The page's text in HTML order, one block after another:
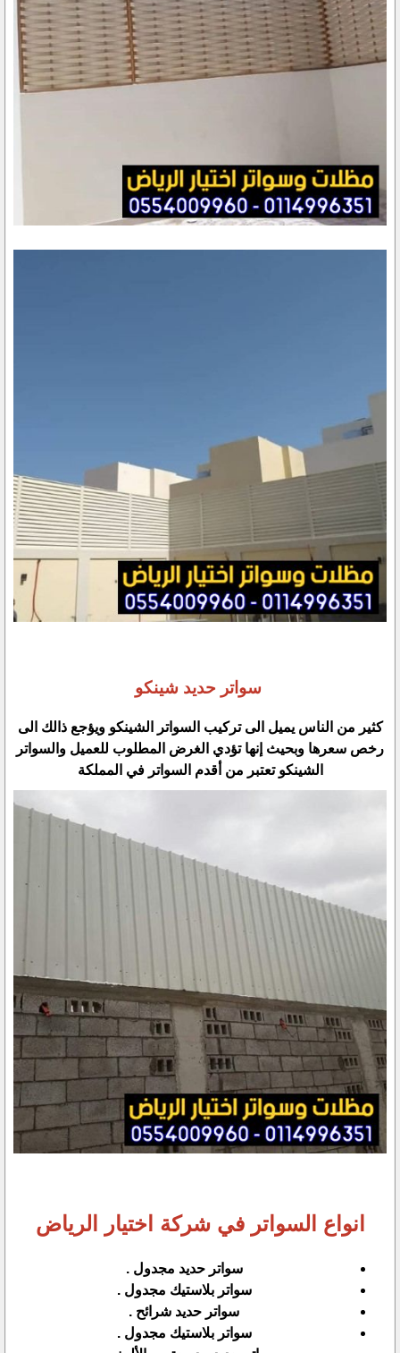
سواتر حديد شينكو
كثير من الناس يميل الى تركيب السواتر الشينكو ويؤجع ذالك الى
رخص سعرها وبحيث إنها تؤدي الغرض المطلوب للعميل والسواتر
الشينكو تعتبر من أقدم السواتر في المملكة
انواع السواتر في شركة اختيار الرياض
سواتر حديد مجدول .
سواتر بلاستيك مجدول .
سواتر حديد شرائح .
سواتر بلاستيك مجدول .